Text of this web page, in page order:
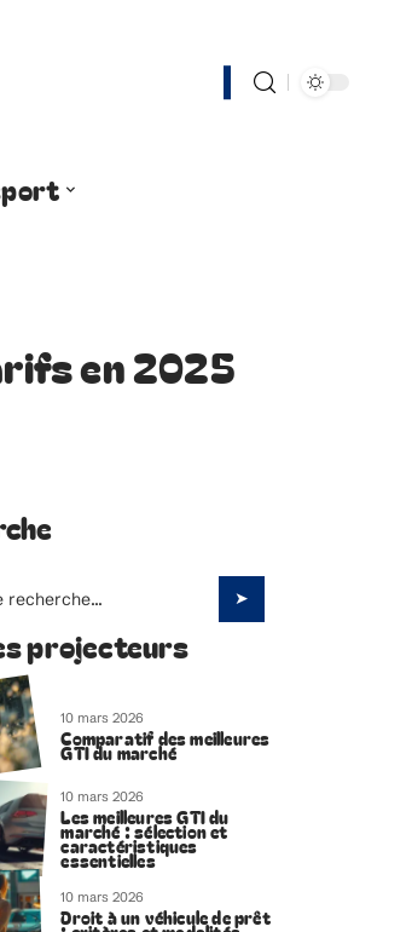
en 2025
projecteurs
10 mars 2026
Comparatif des meilleures
GTI du marché
10 mars 2026
Les meilleures GTI du
marché : sélection et
caractéristiques
essentielles
10 mars 2026
Droit à un véhicule de prêt